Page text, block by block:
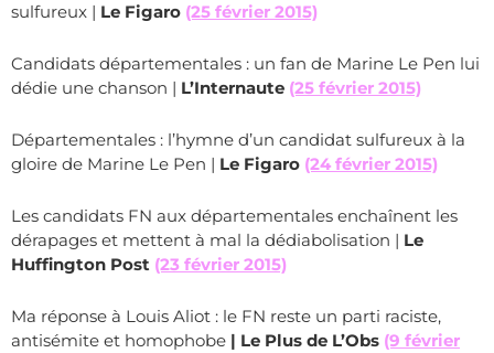
sulfureux | Le Figaro (25 février 2015)
Candidats départementales : un fan de Marine Le Pen lui
dédie une chanson | L’Internaute (25 février 2015)
Départementales : l’hymne d’un candidat sulfureux à la
gloire de Marine Le Pen | Le Figaro (24 février 2015)
Les candidats FN aux départementales enchaînent les
dérapages et mettent à mal la dédiabolisation | Le
Huffington Post (23 février 2015)
Ma réponse à Louis Aliot : le FN reste un parti raciste,
antisémite et homophobe | Le Plus de L’Obs (9 février